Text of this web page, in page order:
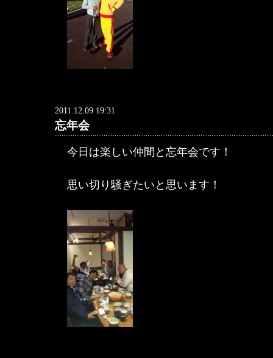
2011.12.09 19:31
忘年会
今日は楽しい仲間と忘年会です！
思い切り騒ぎたいと思います！